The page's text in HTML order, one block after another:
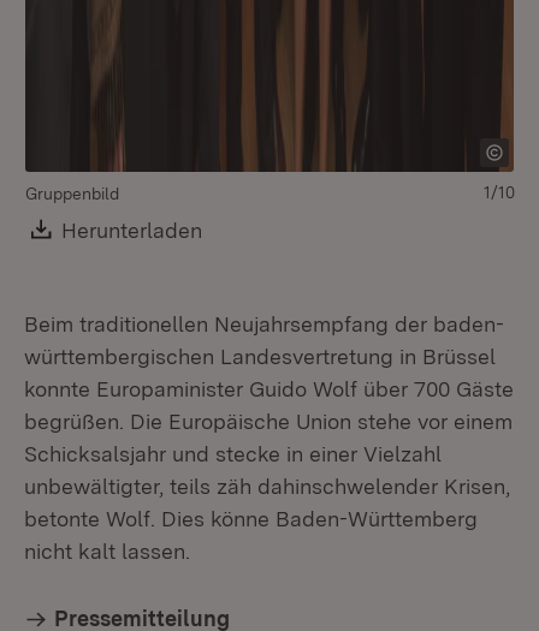
Gruppenbild
Download:
Herunterladen
1/10
Beim traditionellen Neujahrsempfang der baden-
württembergischen Landesvertretung in Brüssel
konnte Europaminister Guido Wolf über 700 Gäste
begrüßen. Die Europäische Union stehe vor einem
Schicksalsjahr und stecke in einer Vielzahl
unbewältigter, teils zäh dahinschwelender Krisen,
betonte Wolf. Dies könne Baden-Württemberg
nicht kalt lassen.
Pressemitteilung